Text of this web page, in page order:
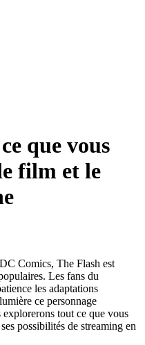
que vous
film et le
Comics, The Flash est
Les fans du
les adaptations
ce personnage
tout ce que vous
possibilités de streaming en